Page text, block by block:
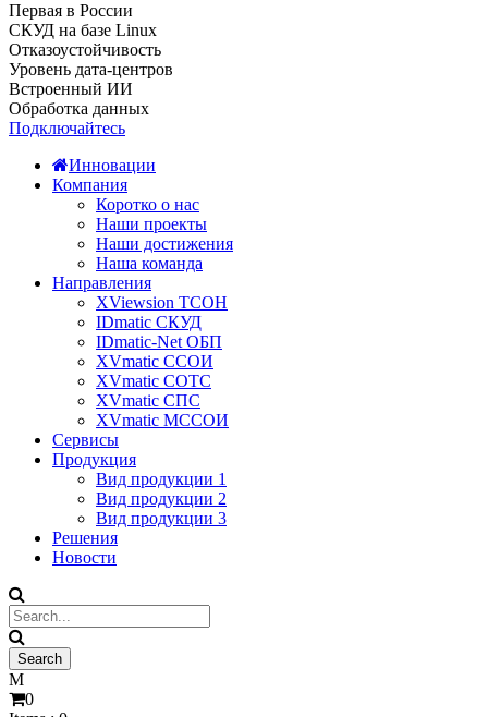
Первая в России
СКУД на базе Linux
Отказоустойчивость
Уровень дата-центров
Встроенный ИИ
Обработка данных
Подключайтесь
Инновации
Компания
Коротко о нас
Наши проекты
Наши достижения
Наша команда
Направления
XViewsion ТСОН
IDmatic СКУД
IDmatic-Net ОБП
XVmatic ССОИ
XVmatic СОТС
XVmatic СПС
XVmatic МССОИ
Сервисы
Продукция
Вид продукции 1
Вид продукции 2
Вид продукции 3
Решения
Новости
0